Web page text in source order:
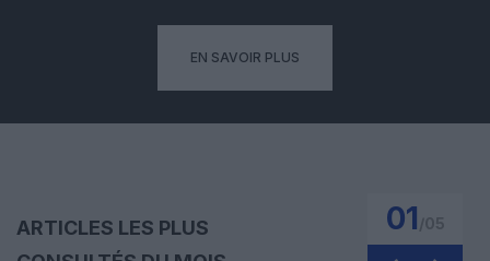
EN SAVOIR PLUS
ARTICLES LES PLUS
01